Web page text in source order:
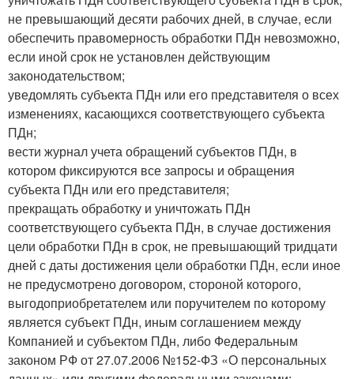
не превышающий десяти рабочих дней, в случае, если
обеспечить правомерность обработки ПДн невозможно,
если иной срок не установлен действующим
законодательством;
уведомлять субъекта ПДн или его представителя о всех
изменениях, касающихся соответствующего субъекта
ПДн;
вести журнал учета обращений субъектов ПДн, в
котором фиксируются все запросы и обращения
субъекта ПДн или его представителя;
прекращать обработку и уничтожать ПДн
соответствующего субъекта ПДн, в случае достижения
цели обработки ПДн в срок, не превышающий тридцати
дней с даты достижения цели обработки ПДн, если иное
не предусмотрено договором, стороной которого,
выгодоприобретателем или поручителем по которому
является субъект ПДн, иным соглашением между
Компанией и субъектом ПДн, либо Федеральным
законом РФ от 27.07.2006 №152-ФЗ «О персональных